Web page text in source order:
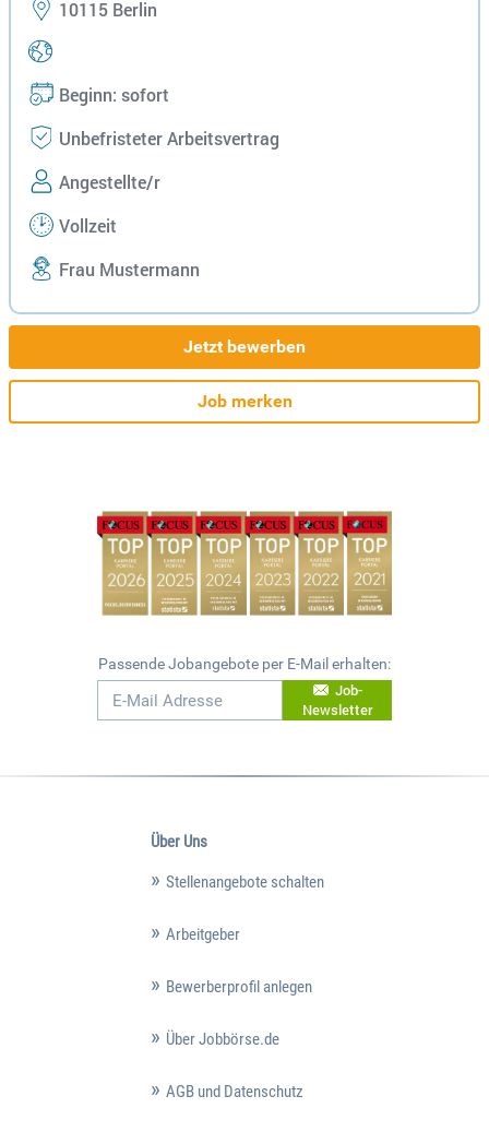
10115 Berlin
Beginn: sofort
Unbefristeter Arbeitsvertrag
Angestellte/r
Vollzeit
Frau Mustermann
Jetzt bewerben
Job merken
Passende Jobangebote per E-Mail erhalten:
Job-
Newsletter
Über Uns
Stellenangebote schalten
Arbeitgeber
Bewerberprofil anlegen
Über Jobbörse.de
AGB und Datenschutz